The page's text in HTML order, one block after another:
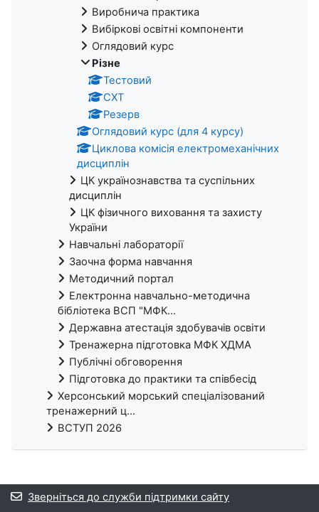
Виробнича практика
Вибіркові освітні компоненти
Оглядовий курс
Різне
Тестовий
СХТ
Резерв
Оглядовий курс (для 4 курсу)
Циклова комісія електромеханічних
дисциплін
ЦК українознавства та суспільних
дисциплін
ЦК фізичного виховання та захисту
України
Навчальні лабораторії
Заочна форма навчання
Методичний портал
Електронна навчально-методична
бібліотека ВСП "МФК...
Державна атестація здобувачів освіти
Тренажерна підготовка МФК ХДМА
Публічні обговорення
Підготовка до практики та співбесід
Херсонський морський спеціалізований
тренажерний ц...
ВСТУП 2026
Зверніться до служби підтримки сайту